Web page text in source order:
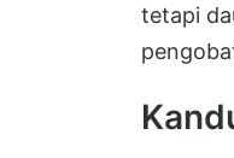
tetapi